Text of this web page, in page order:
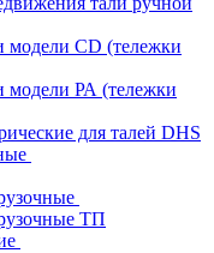
модели CD (тележки
модели РА (тележки
для талей DHS
ТП